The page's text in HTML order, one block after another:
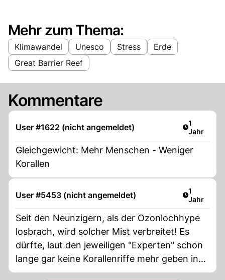
Mehr zum Thema:
Klimawandel Unesco Stress
Erde
Great Barrier Reef
Kommentare
User #1622 (nicht angemeldet) Artikel
1
Jahr
Gleichgewicht: Mehr Menschen - Weniger
Korallen
User #5453 (nicht angemeldet) Artikel
1
Jahr
Seit den Neunzigern, als der Ozonlochhype
losbrach, wird solcher Mist verbreitet! Es
dürfte, laut den jeweiligen "Experten" schon
lange gar keine Korallenriffe mehr geben in
diesen Gegenden! Ich war da, und tauchte in